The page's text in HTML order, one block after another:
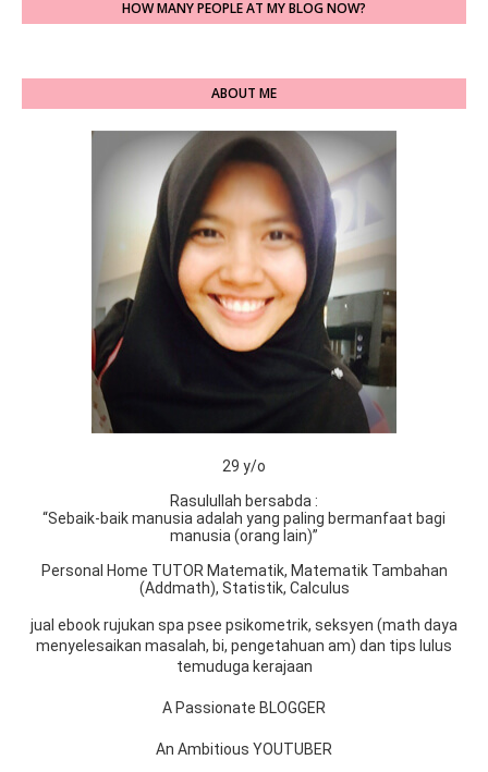
HOW MANY PEOPLE AT MY BLOG NOW?
ABOUT ME
29 y/o
Rasulullah bersabda :
“Sebaik-baik manusia adalah yang paling bermanfaat bagi
manusia (orang lain)”
Personal Home TUTOR Matematik, Matematik Tambahan
(Addmath), Statistik, Calculus
jual ebook rujukan spa psee psikometrik, seksyen (math daya
menyelesaikan masalah, bi, pengetahuan am) dan tips lulus
temuduga kerajaan
A Passionate BLOGGER
An Ambitious YOUTUBER